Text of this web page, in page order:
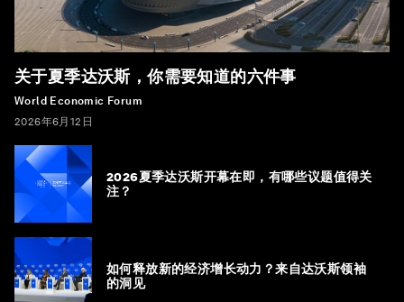
关于夏季达沃斯，你需要知道的六件事
World Economic Forum
2026年6月12日
2026夏季达沃斯开幕在即，有哪些议题值得关
注？
如何释放新的经济增长动力？来自达沃斯领袖
的洞见